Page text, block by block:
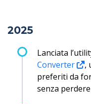
2025
Lanciata
Converter
,
preferiti da
senza